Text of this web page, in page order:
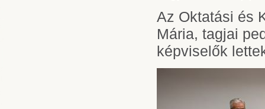
Az Oktatási és
Mária, tagjai
képviselők